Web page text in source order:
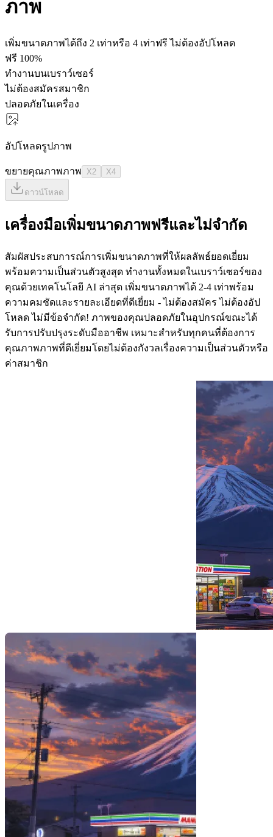
ภาพ
เพิ่มขนาดภาพได้ถึง 2 เท่าหรือ 4 เท่าฟรี ไม่ต้องอัปโหลด
ฟรี 100%
ทำงานบนเบราว์เซอร์
ไม่ต้องสมัครสมาชิก
ปลอดภัยในเครื่อง
อัปโหลดรูปภาพ
ขยายคุณภาพภาพ X2 X4
ดาวน์โหลด
เครื่องมือเพิ่มขนาดภาพฟรีและไม่จำกัด
สัมผัสประสบการณ์การเพิ่มขนาดภาพที่ให้ผลลัพธ์ยอดเยี่ยม
พร้อมความเป็นส่วนตัวสูงสุด ทำงานทั้งหมดในเบราว์เซอร์ของ
คุณด้วยเทคโนโลยี AI ล่าสุด เพิ่มขนาดภาพได้ 2-4 เท่าพร้อม
ความคมชัดและรายละเอียดที่ดีเยี่ยม - ไม่ต้องสมัคร ไม่ต้องอัป
โหลด ไม่มีข้อจำกัด! ภาพของคุณปลอดภัยในอุปกรณ์ขณะได้
รับการปรับปรุงระดับมืออาชีพ เหมาะสำหรับทุกคนที่ต้องการ
คุณภาพภาพที่ดีเยี่ยมโดยไม่ต้องกังวลเรื่องความเป็นส่วนตัวหรือ
ค่าสมาชิก